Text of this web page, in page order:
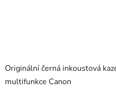
Originální černá inkoustová
multifunkce Canon